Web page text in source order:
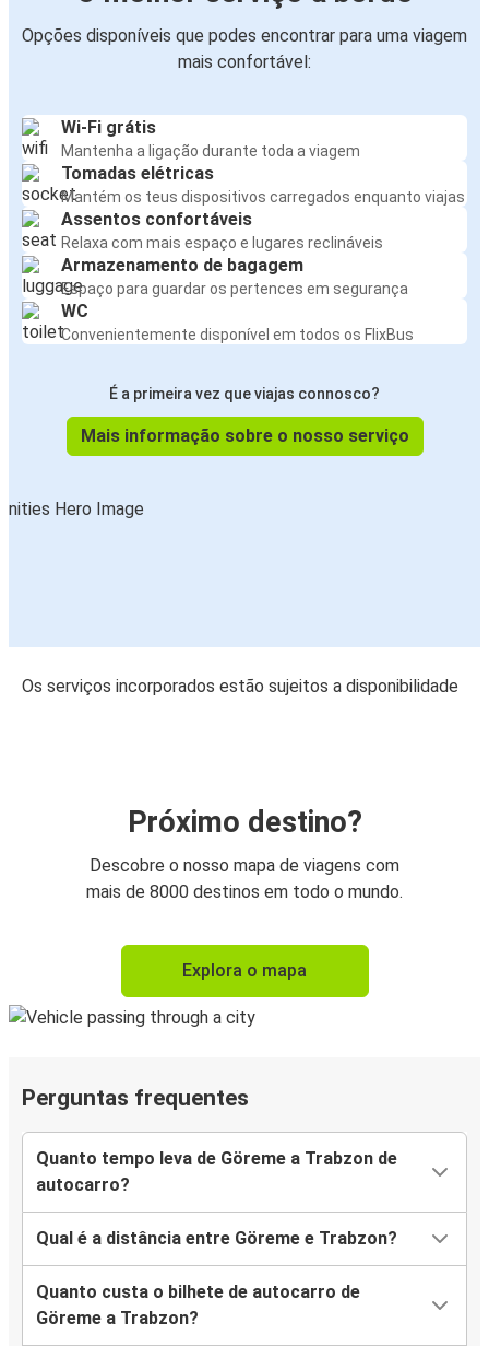
Opções disponíveis que podes encontrar para uma viagem
mais confortável:
Wi-Fi grátis
Mantenha a ligação durante toda a viagem
Tomadas elétricas
Mantém os teus dispositivos carregados enquanto viajas
Assentos confortáveis
Relaxa com mais espaço e lugares reclináveis
Armazenamento de bagagem
Espaço para guardar os pertences em segurança
WC
Convenientemente disponível em todos os FlixBus
É a primeira vez que viajas connosco?
Mais informação sobre o nosso serviço
Os serviços incorporados estão sujeitos a disponibilidade
Próximo destino?
Descobre o nosso mapa de viagens com
mais de 8000 destinos em todo o mundo.
Explora o mapa
Perguntas frequentes
Quanto tempo leva de Göreme a Trabzon de
autocarro?
Qual é a distância entre Göreme e Trabzon?
Quanto custa o bilhete de autocarro de
Göreme a Trabzon?